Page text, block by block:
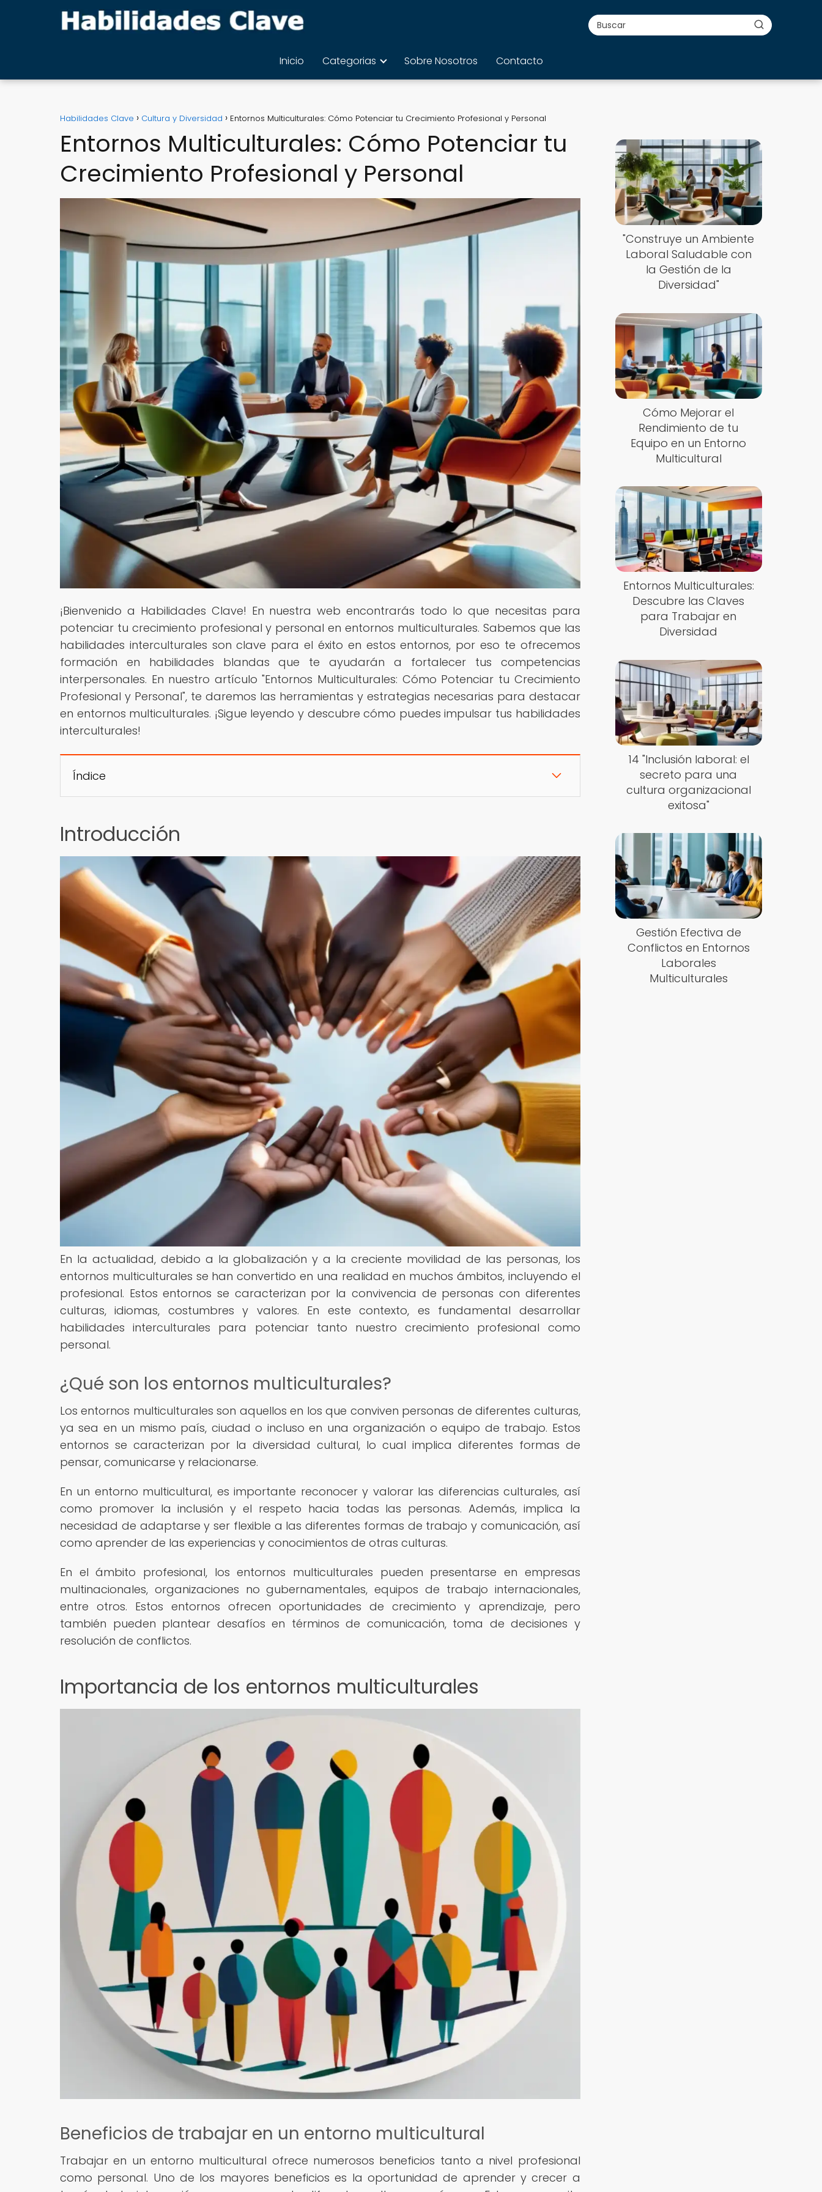
Inicio Categorias Sobre Nosotros Contacto
Habilidades Clave Cultura y Diversidad Entornos Multiculturales: Cómo Potenciar tu Crecimiento Profesional y Personal
Entornos Multiculturales: Cómo Potenciar tu
Crecimiento Profesional y Personal
¡Bienvenido a Habilidades Clave! En nuestra web encontrarás todo lo que necesitas para
potenciar tu crecimiento profesional y personal en entornos multiculturales. Sabemos que las
habilidades interculturales son clave para el éxito en estos entornos, por eso te ofrecemos
formación en habilidades blandas que te ayudarán a fortalecer tus competencias
interpersonales. En nuestro artículo "Entornos Multiculturales: Cómo Potenciar tu Crecimiento
Profesional y Personal", te daremos las herramientas y estrategias necesarias para destacar
en entornos multiculturales. ¡Sigue leyendo y descubre cómo puedes impulsar tus habilidades
interculturales!
Índice
Introducción
En la actualidad, debido a la globalización y a la creciente movilidad de las personas, los
entornos multiculturales se han convertido en una realidad en muchos ámbitos, incluyendo el
profesional. Estos entornos se caracterizan por la convivencia de personas con diferentes
culturas, idiomas, costumbres y valores. En este contexto, es fundamental desarrollar
habilidades interculturales para potenciar tanto nuestro crecimiento profesional como
personal.
¿Qué son los entornos multiculturales?
Los entornos multiculturales son aquellos en los que conviven personas de diferentes culturas,
ya sea en un mismo país, ciudad o incluso en una organización o equipo de trabajo. Estos
entornos se caracterizan por la diversidad cultural, lo cual implica diferentes formas de
pensar, comunicarse y relacionarse.
En un entorno multicultural, es importante reconocer y valorar las diferencias culturales, así
como promover la inclusión y el respeto hacia todas las personas. Además, implica la
necesidad de adaptarse y ser flexible a las diferentes formas de trabajo y comunicación, así
como aprender de las experiencias y conocimientos de otras culturas.
En el ámbito profesional, los entornos multiculturales pueden presentarse en empresas
multinacionales, organizaciones no gubernamentales, equipos de trabajo internacionales,
entre otros. Estos entornos ofrecen oportunidades de crecimiento y aprendizaje, pero
también pueden plantear desafíos en términos de comunicación, toma de decisiones y
resolución de conflictos.
Importancia de los entornos multiculturales
Beneficios de trabajar en un entorno multicultural
Trabajar en un entorno multicultural ofrece numerosos beneficios tanto a nivel profesional
como personal. Uno de los mayores beneficios es la oportunidad de aprender y crecer a
"Construye un Ambiente
Laboral Saludable con
la Gestión de la
Diversidad"
Cómo Mejorar el
Rendimiento de tu
Equipo en un Entorno
Multicultural
Entornos Multiculturales:
Descubre las Claves
para Trabajar en
Diversidad
14 "Inclusión laboral: el
secreto para una
cultura organizacional
exitosa"
Gestión Efectiva de
Conflictos en Entornos
Laborales
Multiculturales